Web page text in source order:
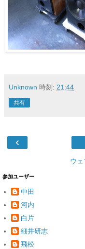
Unknown 時刻: 21:44
共有
‹
ウ
参加ユーザー
中田
河内
白片
細井研志
飛松